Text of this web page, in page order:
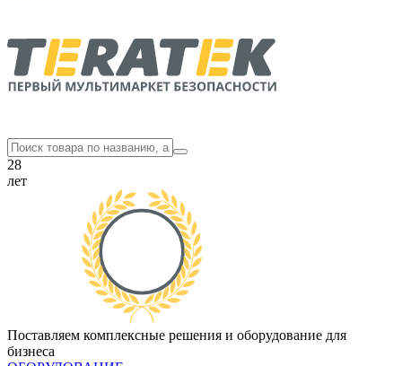
28
лет
Поставляем комплексные решения и оборудование для
бизнеса